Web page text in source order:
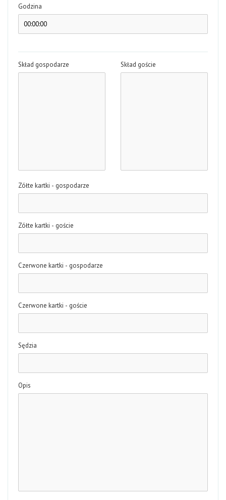
Godzina
Skład gospodarze Skład goście
Zółte kartki - gospodarze
Zółte kartki - goście
Czerwone kartki - gospodarze
Czerwone kartki - goście
Sędzia
Opis